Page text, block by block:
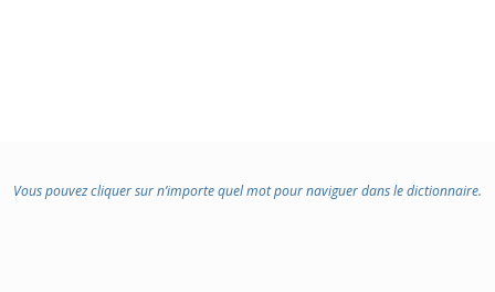
Vous pouvez cliquer sur n’importe quel mot pour naviguer dans le dictionnaire.